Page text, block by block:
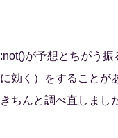
が予想とちがう振
効く）をすることが
ちんと調べ直しまし